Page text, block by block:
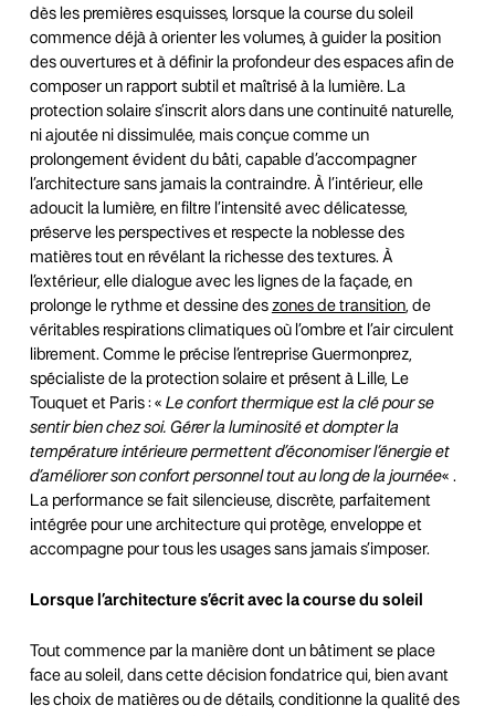
dès les premières esquisses, lorsque la course du soleil
commence déjà à orienter les volumes, à guider la position
des ouvertures et à définir la profondeur des espaces afin de
composer un rapport subtil et maîtrisé à la lumière. La
protection solaire s’inscrit alors dans une continuité naturelle,
ni ajoutée ni dissimulée, mais conçue comme un
prolongement évident du bâti, capable d’accompagner
l’architecture sans jamais la contraindre. À l’intérieur, elle
adoucit la lumière, en filtre l’intensité avec délicatesse,
préserve les perspectives et respecte la noblesse des
matières tout en révélant la richesse des textures. À
l’extérieur, elle dialogue avec les lignes de la façade, en
prolonge le rythme et dessine des zones de transition, de
véritables respirations climatiques où l’ombre et l’air circulent
librement. Comme le précise l’entreprise Guermonprez,
spécialiste de la protection solaire et présent à Lille, Le
Touquet et Paris : « Le confort thermique est la clé pour se
sentir bien chez soi. Gérer la luminosité et dompter la
température intérieure permettent d’économiser l’énergie et
d’améliorer son confort personnel tout au long de la journée« .
La performance se fait silencieuse, discrète, parfaitement
intégrée pour une architecture qui protège, enveloppe et
accompagne pour tous les usages sans jamais s’imposer.
Lorsque l’architecture s’écrit avec la course du soleil
Tout commence par la manière dont un bâtiment se place
face au soleil, dans cette décision fondatrice qui, bien avant
les choix de matières ou de détails, conditionne la qualité des